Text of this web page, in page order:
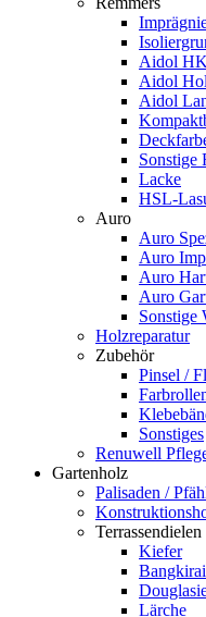
Aidol
Aidol
Aidol
Sonstige
Lacke
HSL-
Auro
Auro
Auro
Auro
Auro
Sonstige
Holzreparatur
Zubehör
Pinsel /
Sonstiges
Renuwell
Gartenholz
Palisaden /
Terrassendielen
Kiefer
Bangkirai
Lärche